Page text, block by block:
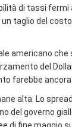
di tassi fermi
taglio del
americano
del
farebbe
alta. Lo
del governo